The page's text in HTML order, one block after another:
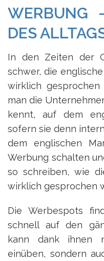
WERBUNG
DES
In den Zeiten der
schwer, die
wirklich gesprochen
man die
kennt, auf dem
sofern sie denn
dem englischen
Werbung schalten
so schreiben, wie
wirklich gesprochen
Die Werbespots
schnell auf den
kann dank ihnen
einüben, sondern